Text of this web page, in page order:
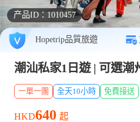
产品ID： 1010457
Hopetrip品質旅遊
潮汕私家1日遊 | 可選潮
一單一團 全天10小時 免費接送
HKD640 起